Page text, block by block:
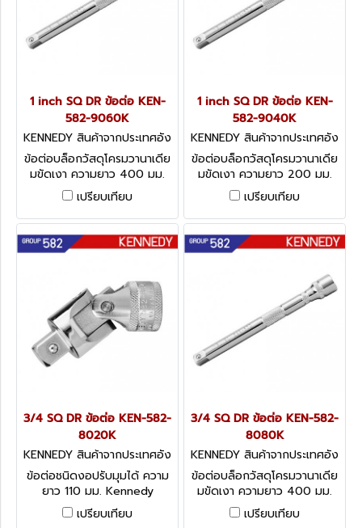
1 inch SQ DR ข้อต่อ KEN-
582-9060K
KENNEDY สินค้าจากประเทศอัง
กฤษ-1
ข้อต่อบล็อกวัสดุโครมวานาเดีย
มขัดเงา ความยาว 400 มม.
Kennedy Extensions
เปรียบเทียบ
1 inch SQ DR ข้อต่อ KEN-
582-9040K
KENNEDY สินค้าจากประเทศอัง
กฤษ-1
ข้อต่อบล็อกวัสดุโครมวานาเดีย
มขัดเงา ความยาว 200 มม.
Kennedy Extensions
เปรียบเทียบ
3/4 SQ DR ข้อต่อ KEN-582-
8020K
KENNEDY สินค้าจากประเทศอัง
กฤษ-1
ข้อต่อชนิดงอปรับมุมได้ ความ
ยาว 110 มม. Kennedy
Universal Joint 3/4
เปรียบเทียบ
3/4 SQ DR ข้อต่อ KEN-582-
8080K
KENNEDY สินค้าจากประเทศอัง
กฤษ-1
ข้อต่อบล็อกวัสดุโครมวานาเดีย
มขัดเงา ความยาว 400 มม.
Kennedy Extension Bars,
3/4
เปรียบเทียบ